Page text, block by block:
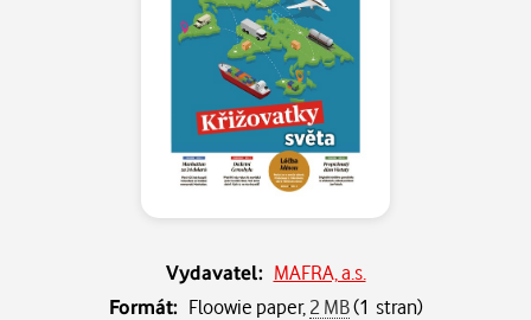
Vydavatel: MAFRA, a.s.
Formát: Floowie paper, 2 MB(1 stran)